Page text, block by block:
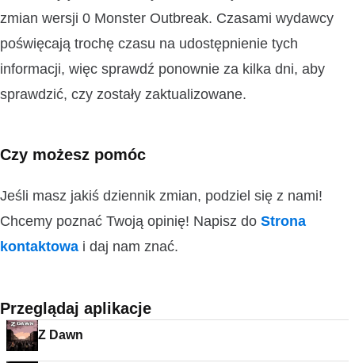
zmian wersji 0 Monster Outbreak. Czasami wydawcy
poświęcają trochę czasu na udostępnienie tych
informacji, więc sprawdź ponownie za kilka dni, aby
sprawdzić, czy zostały zaktualizowane.
Czy możesz pomóc
Jeśli masz jakiś dziennik zmian, podziel się z nami!
Chcemy poznać Twoją opinię! Napisz do Strona
kontaktowa i daj nam znać.
Przeglądaj aplikacje
Z Dawn